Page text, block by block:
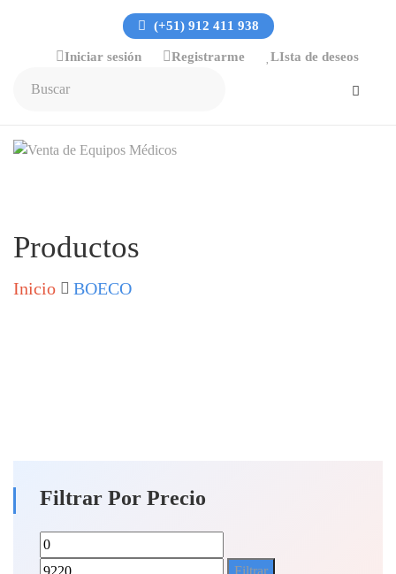
(+51) 912 411 938
Iniciar sesión Registrarme LIsta de deseos
Productos
Inicio BOECO
Filtrar Por Precio
Precio
mínimo
máximo